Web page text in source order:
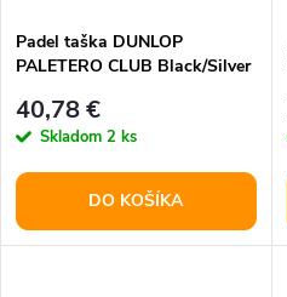
Padel taška DUNLOP
PALETERO CLUB Black/Silver
40,78 €
Skladom 2 ks
DO KOŠÍKA